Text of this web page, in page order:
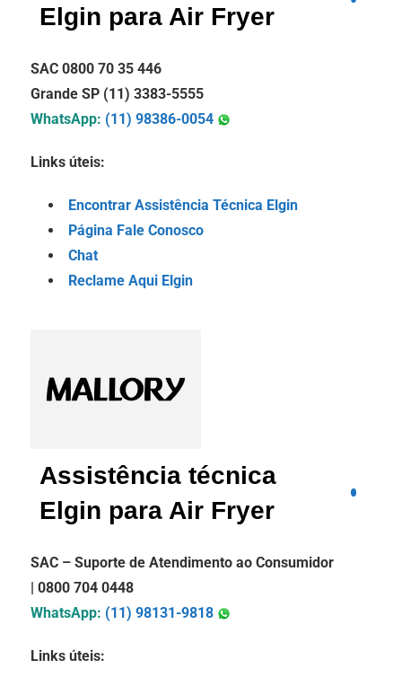
Elgin para Air Fryer
SAC 0800 70 35 446
Grande SP (11) 3383-5555
WhatsApp: (11) 98386-0054
Links úteis:
Encontrar Assistência Técnica Elgin
Página Fale Conosco
Chat
Reclame Aqui Elgin
Assistência técnica
Elgin para Air Fryer
SAC – Suporte de Atendimento ao Consumidor
| 0800 704 0448
WhatsApp: (11) 98131-9818
Links úteis: